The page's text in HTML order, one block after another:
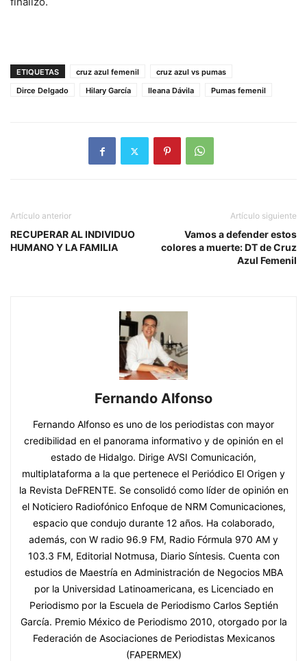
ETIQUETAS cruz azul femenil
cruz azul vs pumas
Dirce Delgado
Hilary García Ileana Dávila Pumas femenil
Artículo anterior
RECUPERAR AL INDIVIDUO
HUMANO Y LA FAMILIA
Artículo siguiente
Vamos a defender estos
colores a muerte: DT de Cruz
Azul Femenil
Fernando Alfonso
Fernando Alfonso es uno de los periodistas con mayor
credibilidad en el panorama informativo y de opinión en el
estado de Hidalgo. Dirige AVSI Comunicación,
multiplataforma a la que pertenece el Periódico El Origen y
la Revista DeFRENTE. Se consolidó como líder de opinión en
el Noticiero Radiofónico Enfoque de NRM Comunicaciones,
espacio que condujo durante 12 años. Ha colaborado,
además, con W radio 96.9 FM, Radio Fórmula 970 AM y
103.3 FM, Editorial Notmusa, Diario Síntesis. Cuenta con
estudios de Maestría en Administración de Negocios MBA
por la Universidad Latinoamericana, es Licenciado en
Periodismo por la Escuela de Periodismo Carlos Septién
García. Premio México de Periodismo 2010, otorgado por la
Federación de Asociaciones de Periodistas Mexicanos
(FAPERMEX)